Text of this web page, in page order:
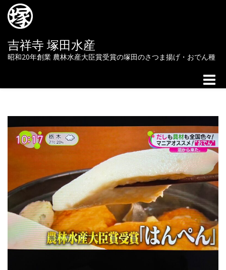
吉祥寺 塚田水産
昭和20年創業 農林水産大臣賞受賞の塚田のさつま揚げ・おでん種
Toggle